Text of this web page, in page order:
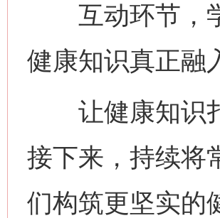
互动环节，学
健康知识真正融
让健康知识扎
接下来，持续将
们构筑更坚实的